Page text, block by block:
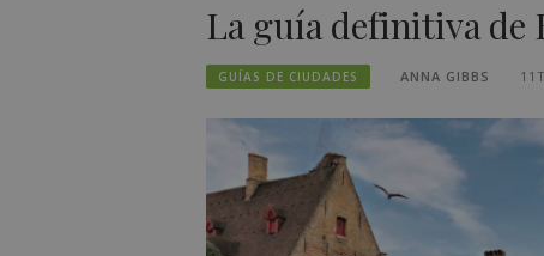
La guía definitiva de
GUÍAS DE CIUDADES ANNA GIBBS